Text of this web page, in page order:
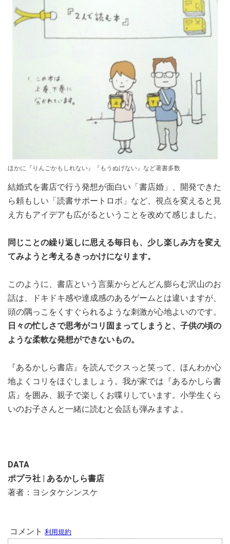
ほかに『りんごかもしれない』『もうぬげない』など著書多数
結婚式を書店で行う発想が面白い「書店婚」、開発できた
ら頼もしい「読書サポートロボ」など、視点を変えると見
え方もアイデアも広がるということを改めて感じました。
同じことの繰り返しに思える毎日も、少し楽しみ方を変え
てみようと考えるきっかけになります。
このように、書店という言葉からどんどん膨らむ沢山のお
話は、ドキドキ感や達成感のあるゲームとは違いますが、
頭の隅っこをくすぐられるような刺激が心地よいのです。
日々の忙しさで思考がコリ固まってしまうと、子供の頃の
ような柔軟な発想ができないもの。
『あるかしら書店』を読んでクスっと笑って、ほんわか心
地よくコリをほぐしましょう。我が家では『あるかしら書
店』を囲み、親子で楽しくお喋りしています。小学生くら
いのお子さんと一緒に読むと会話も弾みますよ。
DATA
ポプラ社 | あるかしら書店
著者：ヨシタケシンスケ